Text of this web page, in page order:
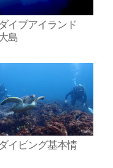
イブアイランド
島
イビング基本情